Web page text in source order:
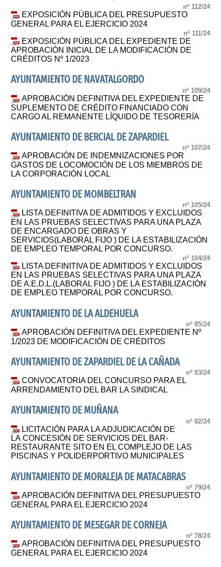
nº 112/24
EXPOSICIÓN PÚBLICA DEL PRESUPUESTO
GENERAL PARA EL EJERCICIO 2024
nº 111/24
EXPOSICIÓN PÚBLICA DEL EXPEDIENTE DE
APROBACIÓN INICIAL DE LA MODIFICACIÓN DE
CRÉDITOS Nº 1/2023
AYUNTAMIENTO DE NAVATALGORDO
nº 109/24
APROBACIÓN DEFINITIVA DEL EXPEDIENTE DE
SUPLEMENTO DE CRÉDITO FINANCIADO CON
CARGO AL REMANENTE LÍQUIDO DE TESORERÍA
AYUNTAMIENTO DE BERCIAL DE ZAPARDIEL
nº 107/24
APROBACIÓN DE INDEMNIZACIONES POR
GASTOS DE LOCOMOCIÓN DE LOS MIEMBROS DE
LA CORPORACIÓN LOCAL
AYUNTAMIENTO DE MOMBELTRAN
nº 105/24
LISTA DEFINITIVA DE ADMITIDOS Y EXCLUIDOS
EN LAS PRUEBAS SELECTIVAS PARA UNA PLAZA
DE ENCARGADO DE OBRAS Y
SERVICIOS(LABORAL FIJO ) DE LA ESTABILIZACIÓN
DE EMPLEO TEMPORAL POR CONCURSO.
nº 104/24
LISTA DEFINITIVA DE ADMITIDOS Y EXCLUIDOS
EN LAS PRUEBAS SELECTIVAS PARA UNA PLAZA
DE A.E.D.L.(LABORAL FIJO ) DE LA ESTABILIZACIÓN
DE EMPLEO TEMPORAL POR CONCURSO.
AYUNTAMIENTO DE LA ALDEHUELA
nº 85/24
APROBACIÓN DEFINITIVA DEL EXPEDIENTE Nº
1/2023 DE MODIFICACIÓN DE CRÉDITOS
AYUNTAMIENTO DE ZAPARDIEL DE LA CAÑADA
nº 83/24
CONVOCATORIA DEL CONCURSO PARA EL
ARRENDAMIENTO DEL BAR LA SINDICAL
AYUNTAMIENTO DE MUÑANA
nº 82/24
LICITACIÓN PARA LA ADJUDICACIÓN DE
LA CONCESIÓN DE SERVICIOS DEL BAR-
RESTAURANTE SITO EN EL COMPLEJO DE LAS
PISCINAS Y POLIDERPORTIVO MUNICIPALES
AYUNTAMIENTO DE MORALEJA DE MATACABRAS
nº 79/24
APROBACIÓN DEFINITIVA DEL PRESUPUESTO
GENERAL PARA EL EJERCICIO 2024
AYUNTAMIENTO DE MESEGAR DE CORNEJA
nº 78/24
APROBACIÓN DEFINITIVA DEL PRESUPUESTO
GENERAL PARA EL EJERCICIO 2024